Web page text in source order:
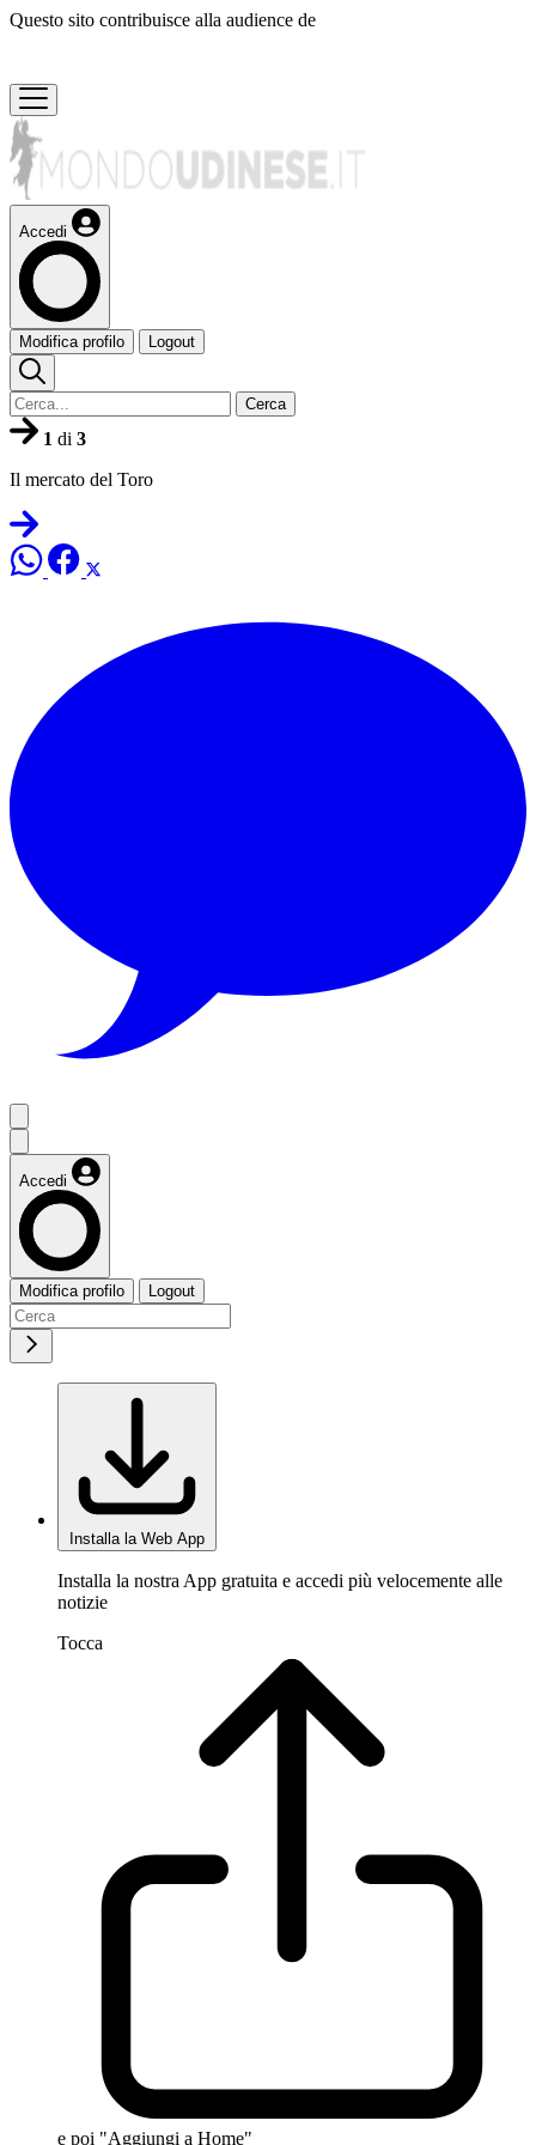
Questo sito contribuisce alla audience de
Accedi
Modifica profilo Logout
Cerca
1 di 3
Il mercato del Toro
Accedi
Modifica profilo Logout
Installa la Web App
Installa la nostra App gratuita e accedi più velocemente alle
notizie
Tocca
e poi "Aggiungi a Home"